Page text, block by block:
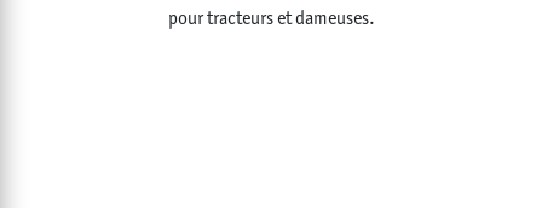
pour tracteurs et dameuses.